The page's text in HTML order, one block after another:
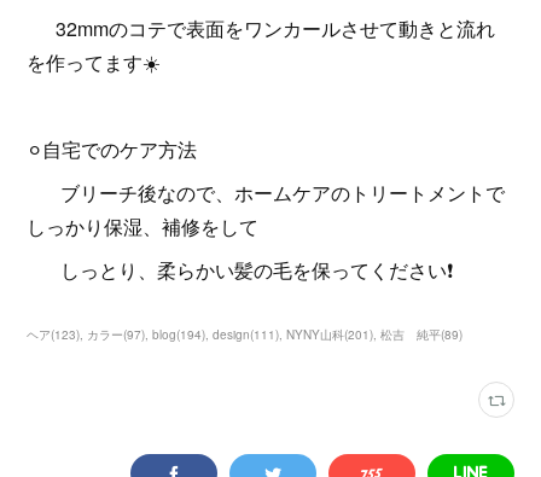
32mmのコテで表面をワンカールさせて動きと流れ
を作ってます☀️
⚪︎自宅でのケア方法
ブリーチ後なので、ホームケアのトリートメントで
しっかり保湿、補修をして
しっとり、柔らかい髪の毛を保ってください❗️
ヘア(123) カラー(97) blog(194) design(111) NYNY山科(201) 松吉 純平(89)